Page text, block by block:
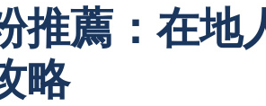
推薦：在地
略